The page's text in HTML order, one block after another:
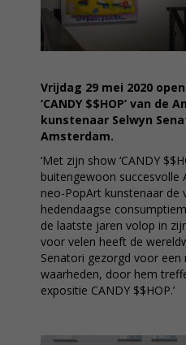
Vrijdag 29 mei 2020
‘CANDY $$HOP’ van de
kunstenaar Selwyn
Amsterdam.
‘Met zijn show ‘CANDY
buitengewoon succesvolle
neo-PopArt kunstenaar de
hedendaagse
de laatste jaren volop in
voor velen heeft de
Senatori gezorgd voor
waarheden, door hem
expositie CANDY $$HOP.’